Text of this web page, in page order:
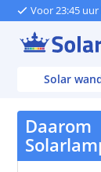
Voor 23:45
Solar
Daarom